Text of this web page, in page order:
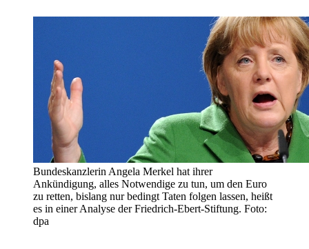
Bundeskanzlerin Angela Merkel hat ihrer
Ankündigung, alles Notwendige zu tun, um den Euro
zu retten, bislang nur bedingt Taten folgen lassen, heißt
es in einer Analyse der Friedrich-Ebert-Stiftung. Foto:
dpa